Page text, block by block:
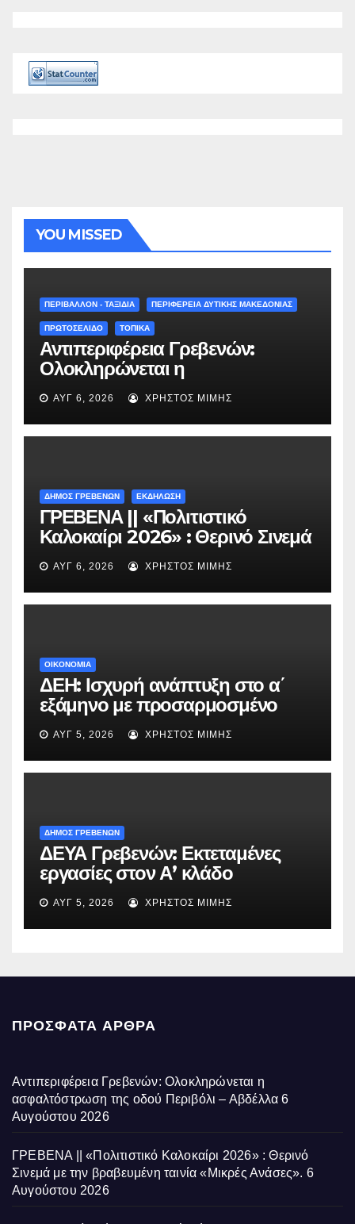
YOU MISSED
ΠΕΡΙΒΑΛΛΟΝ - ΤΑΞΙΔΙΑ ΠΕΡΙΦΕΡΕΙΑ ΔΥΤΙΚΗΣ ΜΑΚΕΔΟΝΙΑΣ
ΠΡΩΤΟΣΕΛΙΔΟ ΤΟΠΙΚΑ
Αντιπεριφέρεια Γρεβενών:
Ολοκληρώνεται η
ασφαλτόστρωση της οδού
Περιβόλι – Αβδέλλα
ΑΥΓ 6, 2026 ΧΡΉΣΤΟΣ ΜΊΜΗΣ
ΔΗΜΟΣ ΓΡΕΒΕΝΩΝ ΕΚΔΗΛΩΣΗ
ΓΡΕΒΕΝΑ || «Πολιτιστικό
Καλοκαίρι 2026» : Θερινό Σινεμά
με την βραβευμένη ταινία
«Μικρές Ανάσες».
ΑΥΓ 6, 2026 ΧΡΉΣΤΟΣ ΜΊΜΗΣ
ΟΙΚΟΝΟΜΙΑ
ΔΕΗ: Ισχυρή ανάπτυξη στο α΄
εξάμηνο με προσαρμοσμένο
EBITDA στα €1,2 δισ.
ΑΥΓ 5, 2026 ΧΡΉΣΤΟΣ ΜΊΜΗΣ
ΔΗΜΟΣ ΓΡΕΒΕΝΩΝ
ΔΕΥΑ Γρεβενών: Εκτεταμένες
εργασίες στον Α’ κλάδο
ύδρευσης – Ποιες περιοχές
επηρεάζονται την Πέμπτη
ΑΥΓ 5, 2026 ΧΡΉΣΤΟΣ ΜΊΜΗΣ
ΠΡΌΣΦΑΤΑ ΆΡΘΡΑ
Αντιπεριφέρεια Γρεβενών: Ολοκληρώνεται η
ασφαλτόστρωση της οδού Περιβόλι – Αβδέλλα 6
Αυγούστου 2026
ΓΡΕΒΕΝΑ || «Πολιτιστικό Καλοκαίρι 2026» : Θερινό
Σινεμά με την βραβευμένη ταινία «Μικρές Ανάσες». 6
Αυγούστου 2026